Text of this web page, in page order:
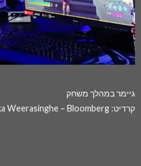
גיימר במהלך משחק
קרדיט: Buddhika Weerasinghe – Bloomberg